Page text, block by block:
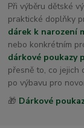
Při výběru dětské
praktické doplňky
dárek k narození
nebo konkrétním
dárkové poukazy
přesně to, co jejich
po výbavu pro
🎁 Dárkové